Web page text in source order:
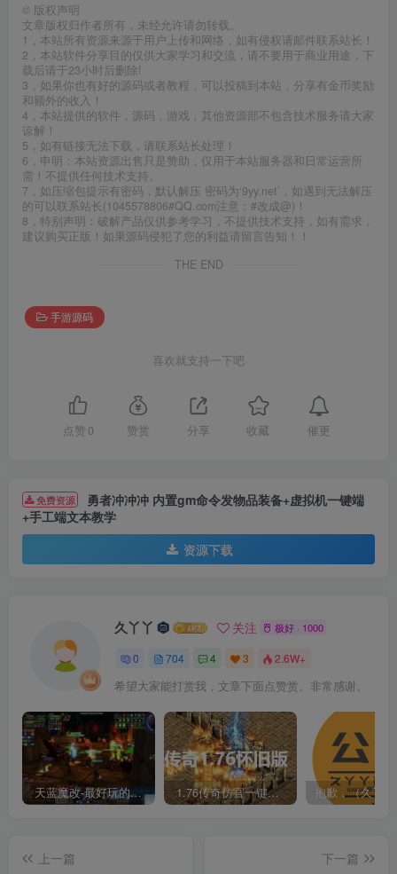
© 版权声明
文章版权归作者所有，未经允许请勿转载。
1，本站所有资源来源于用户上传和网络，如有侵权请邮件联系站长！
2，本站软件分享目的仅供大家学习和交流，请不要用于商业用途，下
载后请于23小时后删除!
3，如果你也有好的源码或者教程，可以投稿到本站，分享有金币奖励
和额外的收入！
4，本站提供的软件，源码，游戏，其他资源部不包含技术服务请大家
谅解！
5，如有链接无法下载，请联系站长处理！
6，申明：本站资源出售只是赞助，仅用于本站服务器和日常运营所
需！不提供任何技术支持。
7，如压缩包提示有密码，默认解压 密码为‘9yy.net’，如遇到无法解压
的可以联系站长(1045578806#QQ.com注意：#改成@)！
8，特别声明：破解产品仅供参考学习，不提供技术支持，如有需求，
建议购买正版！如果源码侵犯了您的利益请留言告知！！
THE END
手游源码
喜欢就支持一下吧
点赞 0 赞赏 分享 收藏 催更
免费资源
勇者冲冲冲 内置gm命令发物品装备+虚拟机一键端
+手工端文本教学
资源下载
久丫丫 关注 极好 · 1000
0 704 4 3 2.6W+
希望大家能打赏我，文章下面点赞赏。非常感谢。
天蓝魔改-最好玩的魔兽世界巫妖王V335精品单机端【最智能的机器人】 1.76传奇仿官一键启动无后台和辅助究极肝传奇
上一篇
下一篇